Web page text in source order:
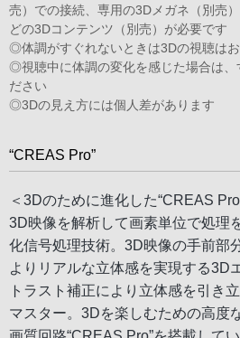
売）での接続、専用の3Dメガネ（別売
どの3Dコンテンツ（別売）が必要です
◎体調がすぐれないときは3Dの視聴は
◎視聴中に体調の変化を感じた場合は、
ださい
◎3Dの見え方には個人差があります
“CREAS Pro”
＜3Dのために進化した“CREAS
3D映像を解析して画素単位で処理
化信号処理技術。3D映像の手前部
よりリアルな立体感を実現する3D
トラスト補正により立体感を引き
マスター。3Dを楽しむための高度